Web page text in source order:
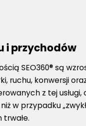
i przychodów
SEO360® są
ruchu, konwersji
z tej usługi,
w przypadku